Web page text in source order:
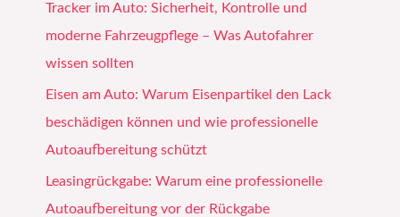
Tracker im Auto: Sicherheit, Kontrolle und
moderne Fahrzeugpflege – Was Autofahrer
wissen sollten
Eisen am Auto: Warum Eisenpartikel den Lack
beschädigen können und wie professionelle
Autoaufbereitung schützt
Leasingrückgabe: Warum eine professionelle
Autoaufbereitung vor der Rückgabe